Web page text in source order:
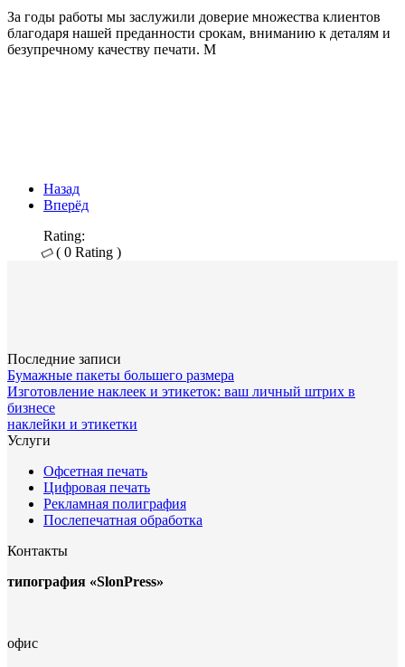
За годы работы мы заслужили доверие множества клиентов
благодаря нашей преданности срокам, вниманию к деталям и
безупречному качеству печати. М
Назад
Вперёд
Rating:
( 0 Rating )
Последние записи
Бумажные пакеты большего размера
Изготовление наклеек и этикеток: ваш личный штрих в
бизнесе
наклейки и этикетки
Услуги
Офсетная печать
Цифровая печать
Рекламная полиграфия
Послепечатная обработка
Контакты
типография «SlonPress»
офис